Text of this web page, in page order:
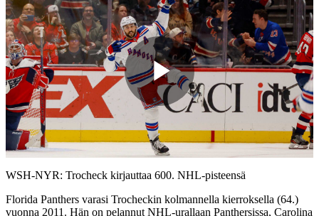
Play
Video
WSH-NYR: Trocheck kirjauttaa 600. NHL-pisteensä
Florida Panthers varasi Trocheckin kolmannella kierroksella (64.)
vuonna 2011. Hän on pelannut NHL-urallaan Panthersissa, Carolina